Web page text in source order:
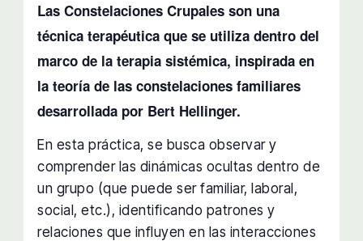
Las Constelaciones Crupales son una
técnica terapéutica que se utiliza dentro del
marco de la terapia sistémica, inspirada en
la teoría de las constelaciones familiares
desarrollada por Bert Hellinger.
En esta práctica, se busca observar y
comprender las dinámicas ocultas dentro de
un grupo (que puede ser familiar, laboral,
social, etc.), identificando patrones y
relaciones que influyen en las interacciones